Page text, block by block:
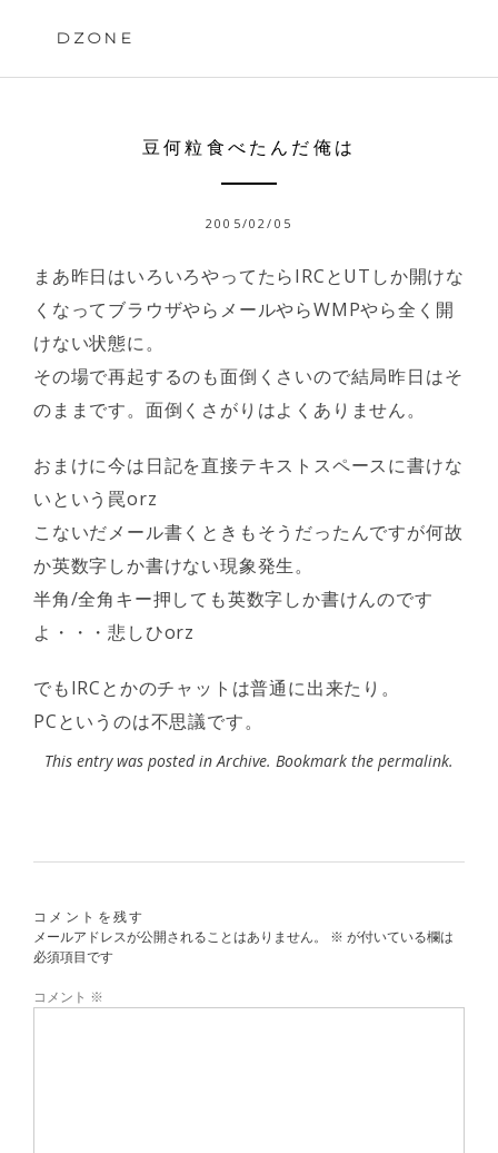
DZONE
豆何粒食べたんだ俺は
2005/02/05
まあ昨日はいろいろやってたらIRCとUTしか開けな
くなってブラウザやらメールやらWMPやら全く開
けない状態に。
その場で再起するのも面倒くさいので結局昨日はそ
のままです。面倒くさがりはよくありません。
おまけに今は日記を直接テキストスペースに書けな
いという罠orz
こないだメール書くときもそうだったんですが何故
か英数字しか書けない現象発生。
半角/全角キー押しても英数字しか書けんのです
よ・・・悲しひorz
でもIRCとかのチャットは普通に出来たり。
PCというのは不思議です。
This entry was posted inArchive. Bookmark the permalink.
コメントを残す
メールアドレスが公開されることはありません。
※ が付いている欄は
必須項目です
コメント ※